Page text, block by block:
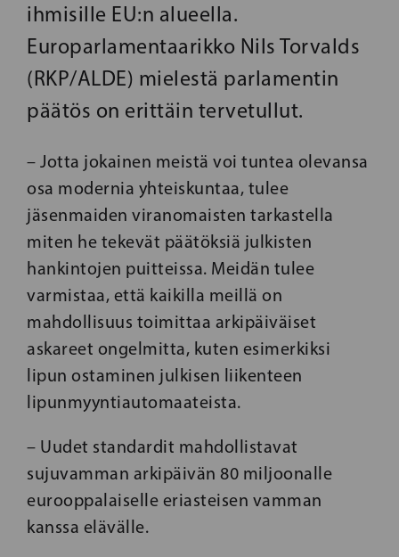
ihmisille EU:n alueella.
Europarlamentaarikko Nils Torvalds
(RKP/ALDE) mielestä parlamentin
päätös on erittäin tervetullut.
– Jotta jokainen meistä voi tuntea olevansa
osa modernia yhteiskuntaa, tulee
jäsenmaiden viranomaisten tarkastella
miten he tekevät päätöksiä julkisten
hankintojen puitteissa. Meidän tulee
varmistaa, että kaikilla meillä on
mahdollisuus toimittaa arkipäiväiset
askareet ongelmitta, kuten esimerkiksi
lipun ostaminen julkisen liikenteen
lipunmyyntiautomaateista.
– Uudet standardit mahdollistavat
sujuvamman arkipäivän 80 miljoonalle
eurooppalaiselle eriasteisen vamman
kanssa elävälle.